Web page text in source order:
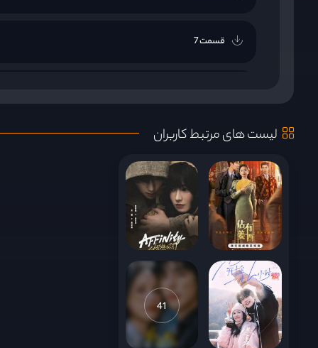
قسمت 7
قسمت 9
قسمت 10
قسمت 11
قسمت 12
قسمت 13
لیست های مرتبط کاربران
41